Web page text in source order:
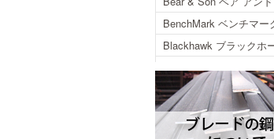
BenchMark ベンチマー
Blackhawk ブラックホ
Blackjack ブラックジ
Blackjack International
ジャックインターナシ
Brisa ブリサ